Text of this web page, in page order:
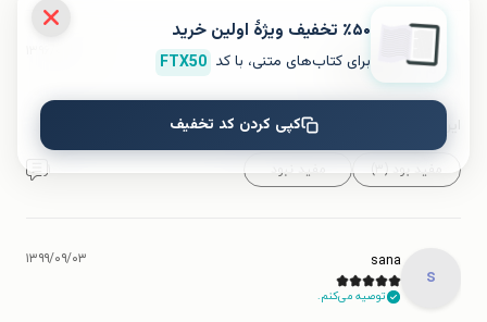
م
مثل ماه
مفید بود (۳) مفید نبود
s
sana
توصیه می‌کنم.
۱۳۹۹/۰۹/۰۳
٪۵۰ تخفیف ویژۀ اولین خرید
برای کتاب‌های متنی، با کد FTX50
کپی کردن کد تخفیف